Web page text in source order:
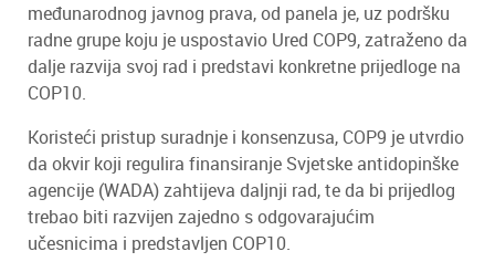
međunarodnog javnog prava, od panela je, uz podršku
radne grupe koju je uspostavio Ured COP9, zatraženo da
dalje razvija svoj rad i predstavi konkretne prijedloge na
COP10.
Koristeći pristup suradnje i konsenzusa, COP9 je utvrdio
da okvir koji regulira finansiranje Svjetske antidopinške
agencije (WADA) zahtijeva daljnji rad, te da bi prijedlog
trebao biti razvijen zajedno s odgovarajućim
učesnicima i predstavljen COP10.